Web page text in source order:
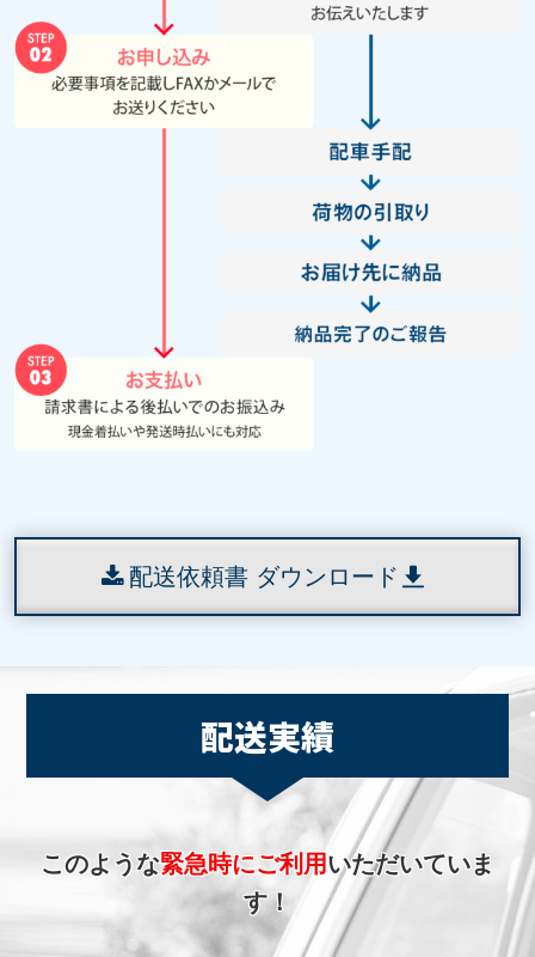
配送依頼書 ダウンロード
配送実績
このような緊急時にご利用いただいていま
す！